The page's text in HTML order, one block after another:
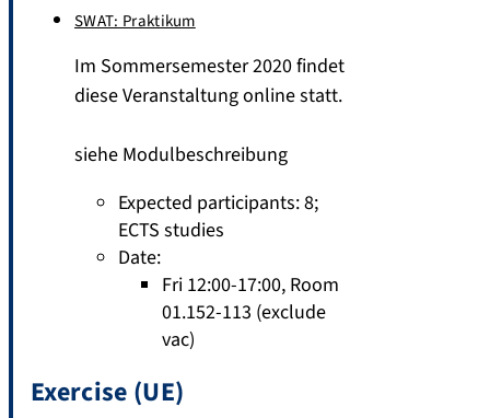
SWAT: Praktikum
Im Sommersemester 2020 findet
diese Veranstaltung online statt.
siehe Modulbeschreibung
Expected participants: 8;
ECTS studies
Date:
Fri 12:00-17:00, Room
01.152-113 (exclude
vac)
Exercise (UE)